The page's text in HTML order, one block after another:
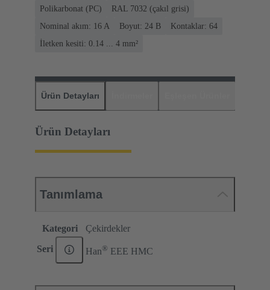
Polikarbonat (PC)
RAL 7032 (çakıl grisi)
Nominal akım: ‌16 A
Boyut: 24 B
Kontaklar: 64
İletken kesiti: 0.14 ... 4 mm²
Ürün Detayları
Ürün Detayları
Tanımlama
Kategori Çekirdekler
Seri Han® EEE HMC